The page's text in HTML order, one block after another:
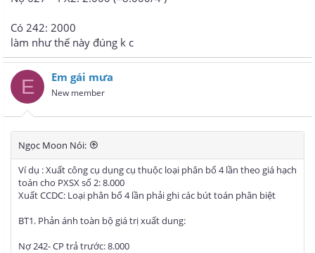
Có 242: 2000
làm như thế này đúng k c
E Em gái mưa
New member
Ngọc Moon Nói:
Ví dụ : Xuất công cụ dụng cụ thuộc loại phân bổ 4 lần theo giá hạch
toán cho PXSX số 2: 8.000
Xuất CCDC: Loại phân bổ 4 lần phải ghi các bút toán phân biệt
BT1. Phản ánh toàn bộ giá trị xuất dung:
Nợ 242- CP trả trước: 8.000